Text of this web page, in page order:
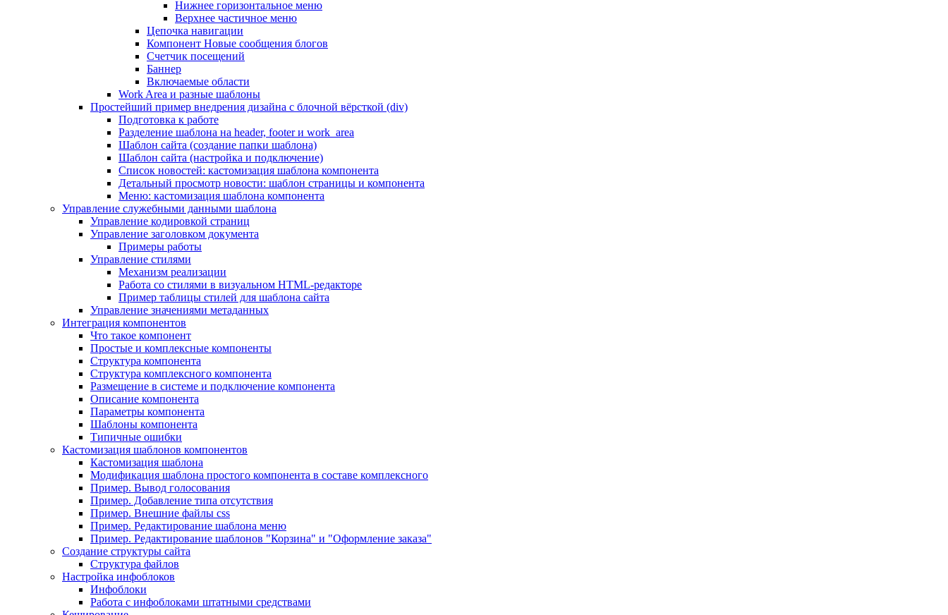
Нижнее горизонтальное меню
Верхнее частичное меню
Цепочка навигации
Компонент Новые сообщения блогов
Счетчик посещений
Баннер
Включаемые области
Work Area и разные шаблоны
Простейший пример внедрения дизайна с блочной вёрсткой (div)
Подготовка к работе
Разделение шаблона на header, footer и work_area
Шаблон сайта (создание папки шаблона)
Шаблон сайта (настройка и подключение)
Список новостей: кастомизация шаблона компонента
Детальный просмотр новости: шаблон страницы и компонента
Меню: кастомизация шаблона компонента
Управление служебными данными шаблона
Управление кодировкой страниц
Управление заголовком документа
Примеры работы
Управление стилями
Механизм реализации
Работа со стилями в визуальном HTML-редакторе
Пример таблицы стилей для шаблона сайта
Управление значениями метаданных
Интеграция компонентов
Что такое компонент
Простые и комплексные компоненты
Структура компонента
Структура комплексного компонента
Размещение в системе и подключение компонента
Описание компонента
Параметры компонента
Шаблоны компонента
Типичные ошибки
Кастомизация шаблонов компонентов
Кастомизация шаблона
Модификация шаблона простого компонента в составе комплексного
Пример. Вывод голосования
Пример. Добавление типа отсутствия
Пример. Внешние файлы css
Пример. Редактирование шаблона меню
Пример. Редактирование шаблонов "Корзина" и "Оформление заказа"
Создание структуры сайта
Структура файлов
Настройка инфоблоков
Инфоблоки
Работа с инфоблоками штатными средствами